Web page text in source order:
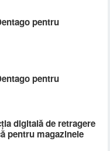
pentru
pentru
digitală de retragere
pentru magazinele